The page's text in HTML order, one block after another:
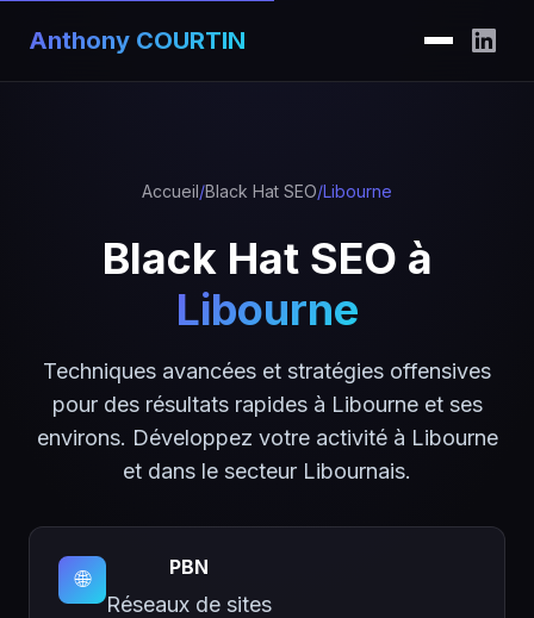
Anthony COURTIN
Accueil/Black Hat SEO/Libourne
Black Hat SEO à
Libourne
Techniques avancées et stratégies offensives
pour des résultats rapides à Libourne et ses
environs. Développez votre activité à Libourne
et dans le secteur Libournais.
🌐 PBN
Réseaux de sites